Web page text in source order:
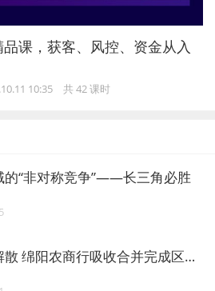
业占用资金，进一步加剧了资
、金融市场快速发展，出现了
款证券化以及应收账款流转平
新不仅增加了金融的脆弱性，
的困境，潜藏较大风险
课，获客、风控、资金从入
10:35 共 42 课时
的“非对称竞争”——长三角必胜
四川江油农商行获批解散 绵阳农商行吸收合并完成区域银行整合